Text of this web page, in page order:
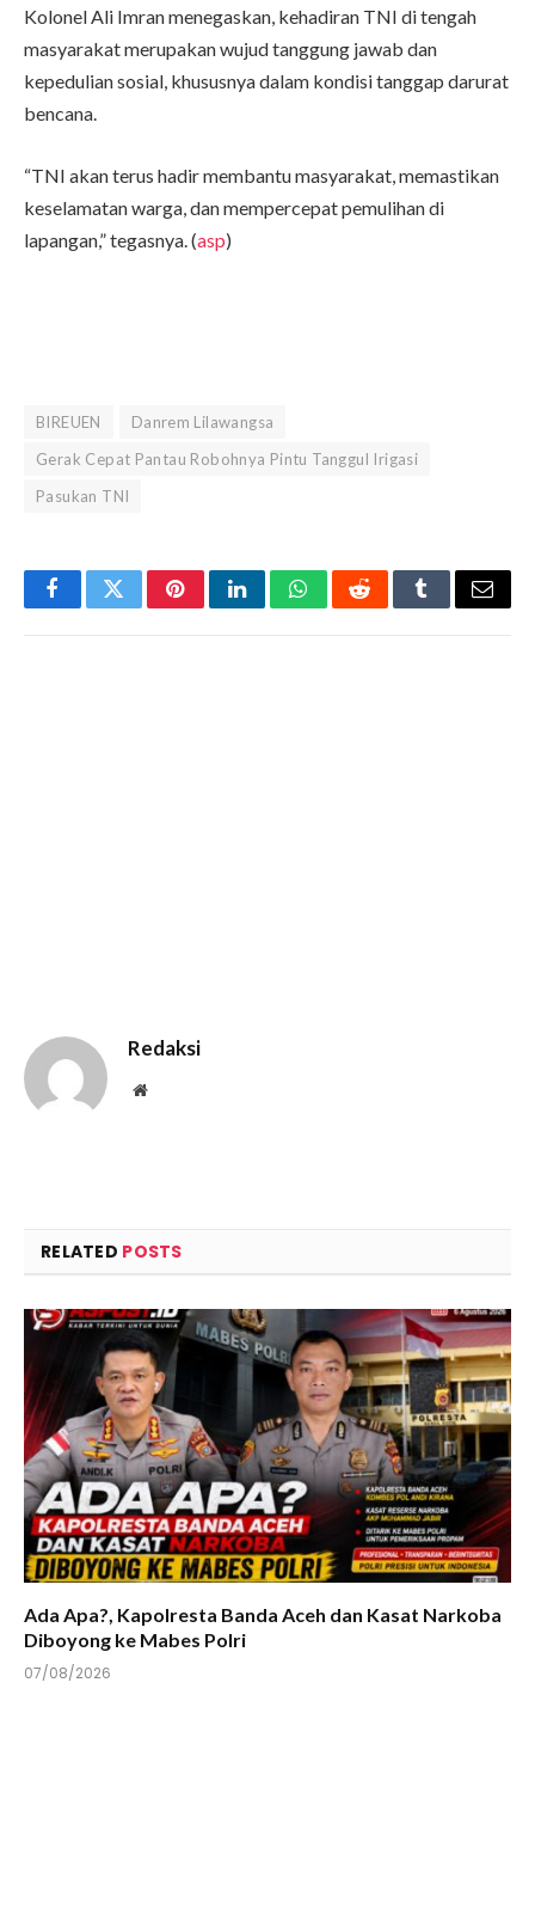
Kolonel Ali Imran menegaskan, kehadiran TNI di tengah
masyarakat merupakan wujud tanggung jawab dan
kepedulian sosial, khususnya dalam kondisi tanggap darurat
bencana.
“TNI akan terus hadir membantu masyarakat, memastikan
keselamatan warga, dan mempercepat pemulihan di
lapangan,” tegasnya. (asp)
BIREUEN
Danrem Lilawangsa
Gerak Cepat Pantau Robohnya Pintu Tanggul Irigasi
Pasukan TNI
FacebookTwitterPinterestLinkedInWhatsAppRedditTumblrEmail
Redaksi
Website
RELATED POSTS
Ada Apa?, Kapolresta Banda Aceh dan Kasat Narkoba
Diboyong ke Mabes Polri
07/08/2026